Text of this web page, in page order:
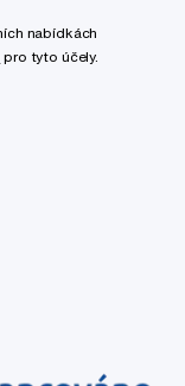
nabídkách
pro tyto účely.